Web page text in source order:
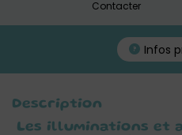
Contacter
Infos
Description
Les illuminations et